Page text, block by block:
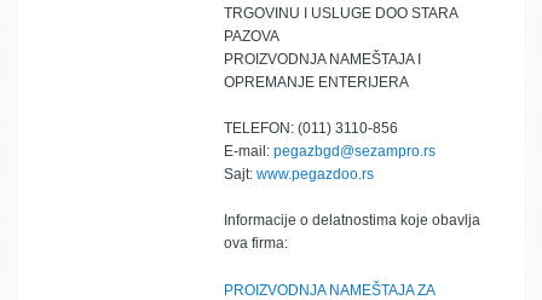
TRGOVINU I USLUGE DOO STARA
PAZOVA
PROIZVODNJA NAMEŠTAJA I
OPREMANJE ENTERIJERA
TELEFON: (011) 3110-856
E-mail: pegazbgd@sezampro.rs
Sajt: www.pegazdoo.rs
Informacije o delatnostima koje obavlja
ova firma:
PROIZVODNJA NAMEŠTAJA ZA